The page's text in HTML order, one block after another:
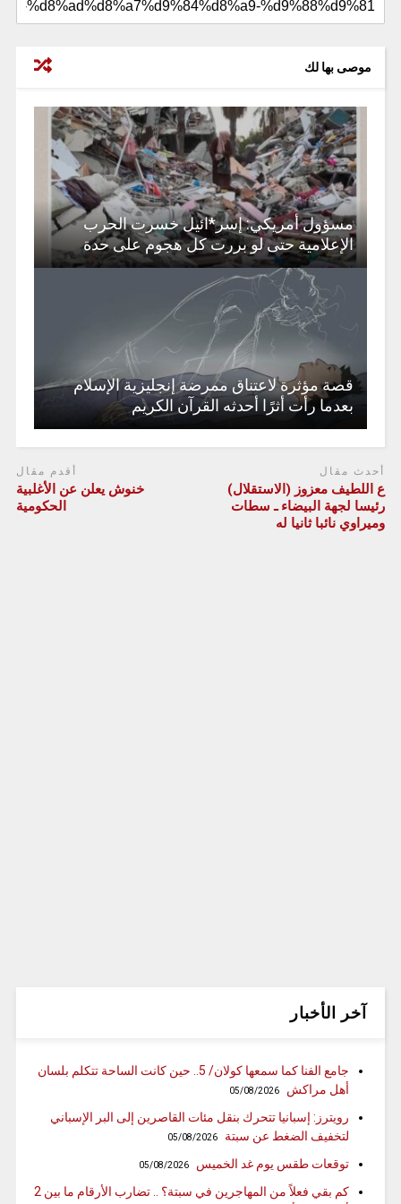
موصى بها لك
مسؤول أمريكي: إسر*ائيل خسرت الحرب
الإعلامية حتى لو بررت كل هجوم على حدة
قصة مؤثرة لاعتناق ممرضة إنجليزية الإسلام
بعدما رأت أثرًا أحدثه القرآن الكريم
أحدث مقال
ع اللطيف معزوز (الاستقلال)
رئيسا لجهة البيضاء ـ سطات
وميراوي نائبا ثانيا له
أقدم مقال
خنوش يعلن عن الأغلبية
الحكومية
آخر الأخبار
جامع الفنا كما سمعها كولان/ 5.. حين كانت الساحة تتكلم بلسان
أهل مراكش
05/08/2026
رويترز: إسبانيا تتحرك بنقل مئات القاصرين إلى البر الإسباني
لتخفيف الضغط عن سبتة
05/08/2026
توقعات طقس يوم غد الخميس 05/08/2026
كم بقي فعلاً من المهاجرين في سبتة؟ .. تضارب الأرقام ما بين 2